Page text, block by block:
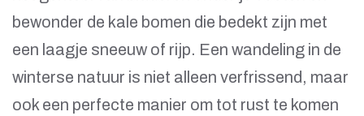
bewonder de kale bomen die bedekt zijn met
een laagje sneeuw of rijp. Een wandeling in de
winterse natuur is niet alleen verfrissend, maar
ook een perfecte manier om tot rust te komen